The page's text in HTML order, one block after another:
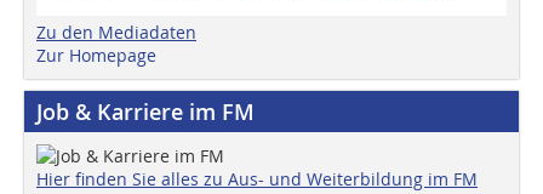
Zu den Mediadaten
Zur Homepage
Job & Karriere im FM
Hier finden Sie alles zu Aus- und Weiterbildung im FM